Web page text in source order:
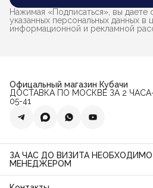
Нажимая «Подписаться», вы даете
указанных персональных данных в
информационной и рекламной
Офицальный магазин Кубачи
ДОСТАВКА ПО МОСКВЕ ЗА 2 ЧАСА-
05-41
ЗА ЧАС ДО ВИЗИТА
МЕНЕДЖЕРОМ